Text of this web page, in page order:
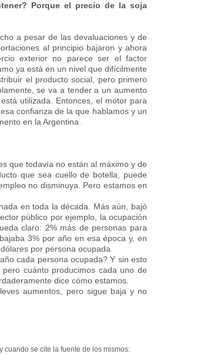
Porque el precio de la soja
a pesar de las devaluaciones y de
al principio bajaron y ahora
exterior no parece ser el factor
ya está en un nivel que difícilmente
el producto social, pero primero
se va a tender a un aumento
utilizada. Entonces, el motor para
confianza de la que hablamos y un
en la Argentina.
que todavía no están al máximo y de
que sea cuello de botella, puede
no disminuya. Pero estamos en
en toda la década. Más aún, bajó
público por ejemplo, la ocupación
claro: 2% más de personas para
3% por año en esa época y, en
por persona ocupada.
cada persona ocupada? Y sin esto
cuánto producimos cada uno de
dice cómo estamos.
aumentos, pero sigue baja y no
cuando se cite la fuente de los mismos: